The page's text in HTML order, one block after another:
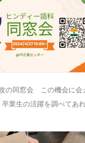
の同窓会 この機会に会
業生の活躍を調べてあ